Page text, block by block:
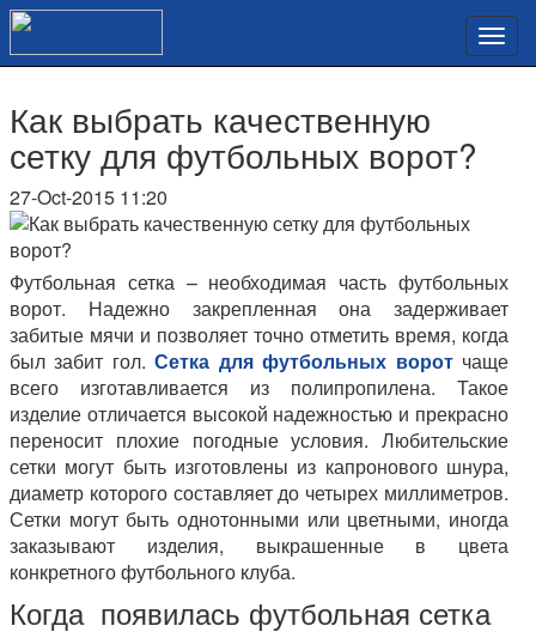
Как выбрать качественную
сетку для футбольных ворот?
27-Oct-2015 11:20
Футбольная сетка – необходимая часть футбольных
ворот. Надежно закрепленная она задерживает
забитые мячи и позволяет точно отметить время, когда
был забит гол.Сетка для футбольных воротчаще
всего изготавливается из полипропилена. Такое
изделие отличается высокой надежностью и прекрасно
переносит плохие погодные условия. Любительские
сетки могут быть изготовлены из капронового шнура,
диаметр которого составляет до четырех миллиметров.
Сетки могут быть однотонными или цветными, иногда
заказывают изделия, выкрашенные в цвета
конкретного футбольного клуба.
Когда появилась футбольная сетка